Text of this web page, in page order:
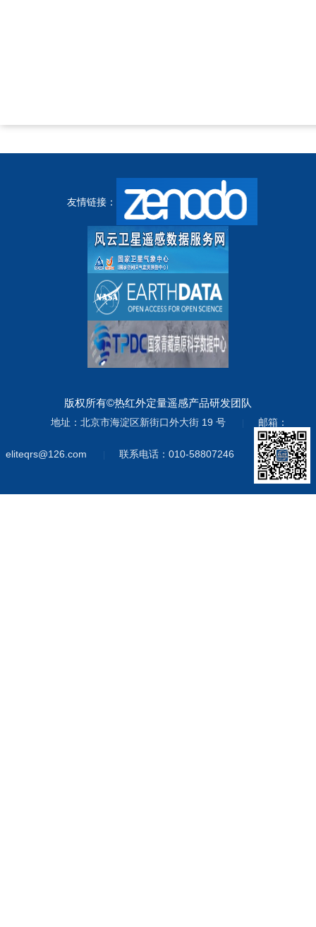
友情链接：
版权所有©热红外定量遥感产品研发团队
地址：北京市海淀区新街口外大街 19 号 邮箱：
eliteqrs@126.com 联系电话：010-58807246